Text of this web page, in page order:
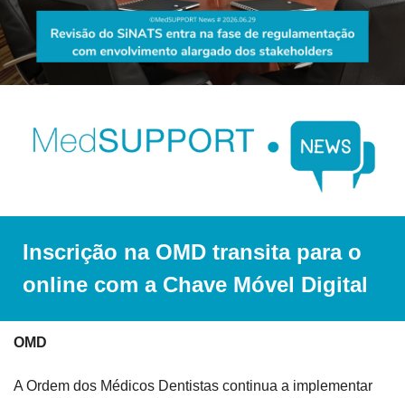
Inscrição na OMD transita para o
online com a Chave Móvel Digital
OMD
A Ordem dos Médicos Dentistas continua a implementar